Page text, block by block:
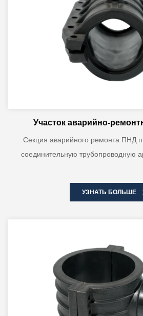
Участок аварийно-
Секция аварийного ремонта ПНД
соединительную трубопроводную
УЗНАТЬ БОЛЬШЕ